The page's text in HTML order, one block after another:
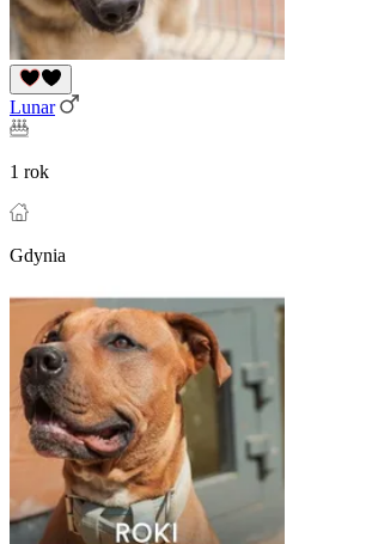
Lunar
1 rok
Gdynia